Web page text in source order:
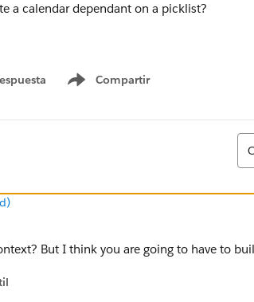
a calendar dependant on a picklist?
Compartir
Show menu
But I think you are going to have to